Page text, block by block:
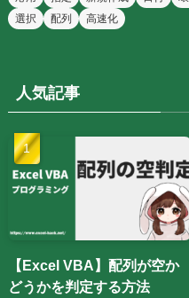
選択
配列 高速化
人気記事
【Excel VBA】配列が空か
どうかを判定する方法